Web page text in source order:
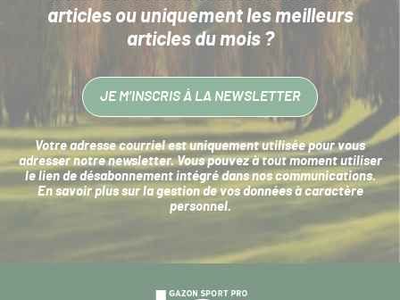
articlesou uniquement les meilleurs
articles du mois ?
JE M’INSCRIS À LA NEWSLETTER
Votre adresse courriel est uniquement utilisée pour vous
adresser notre newsletter. Vous pouvez à tout moment utiliser
le lien de désabonnement intégré dans nos communications.
En savoir plus sur la gestion de vos données à caractère
personnel.